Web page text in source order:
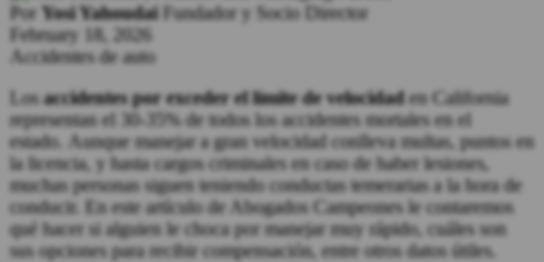
Por Yosi Yahoudai Fundador y Socio Director
February 18, 2026
Accidentes de auto
Losaccidentes por exceder el límite de velocidaden California
representan el 30-35% de todos los accidentes mortales en el
estado. Aunque manejar a gran velocidad conlleva multas, puntos en
la licencia, y hasta cargos criminales en caso de haber lesiones,
muchas personas siguen teniendo conductas temerarias a la hora de
conducir. En este artículo de Abogados Campeones le contaremos
qué hacer si alguien le choca por manejar muy rápido, cuáles son
sus opciones para recibir compensación, entre otros datos útiles.